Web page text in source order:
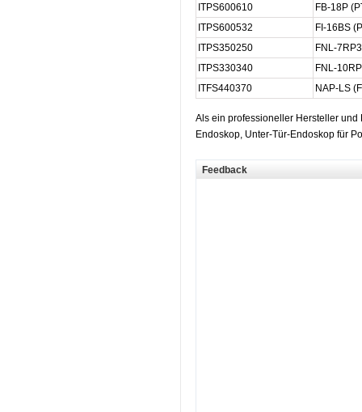
ITPS600610
FB-18P
ITPS600532
FI-16BS
ITPS350250
FNL-
ITPS330340
FNL-
ITFS440370
NAP-LS
Als ein professioneller Hersteller
Endoskop, Unter-Tür-Endoskop für
Feedback